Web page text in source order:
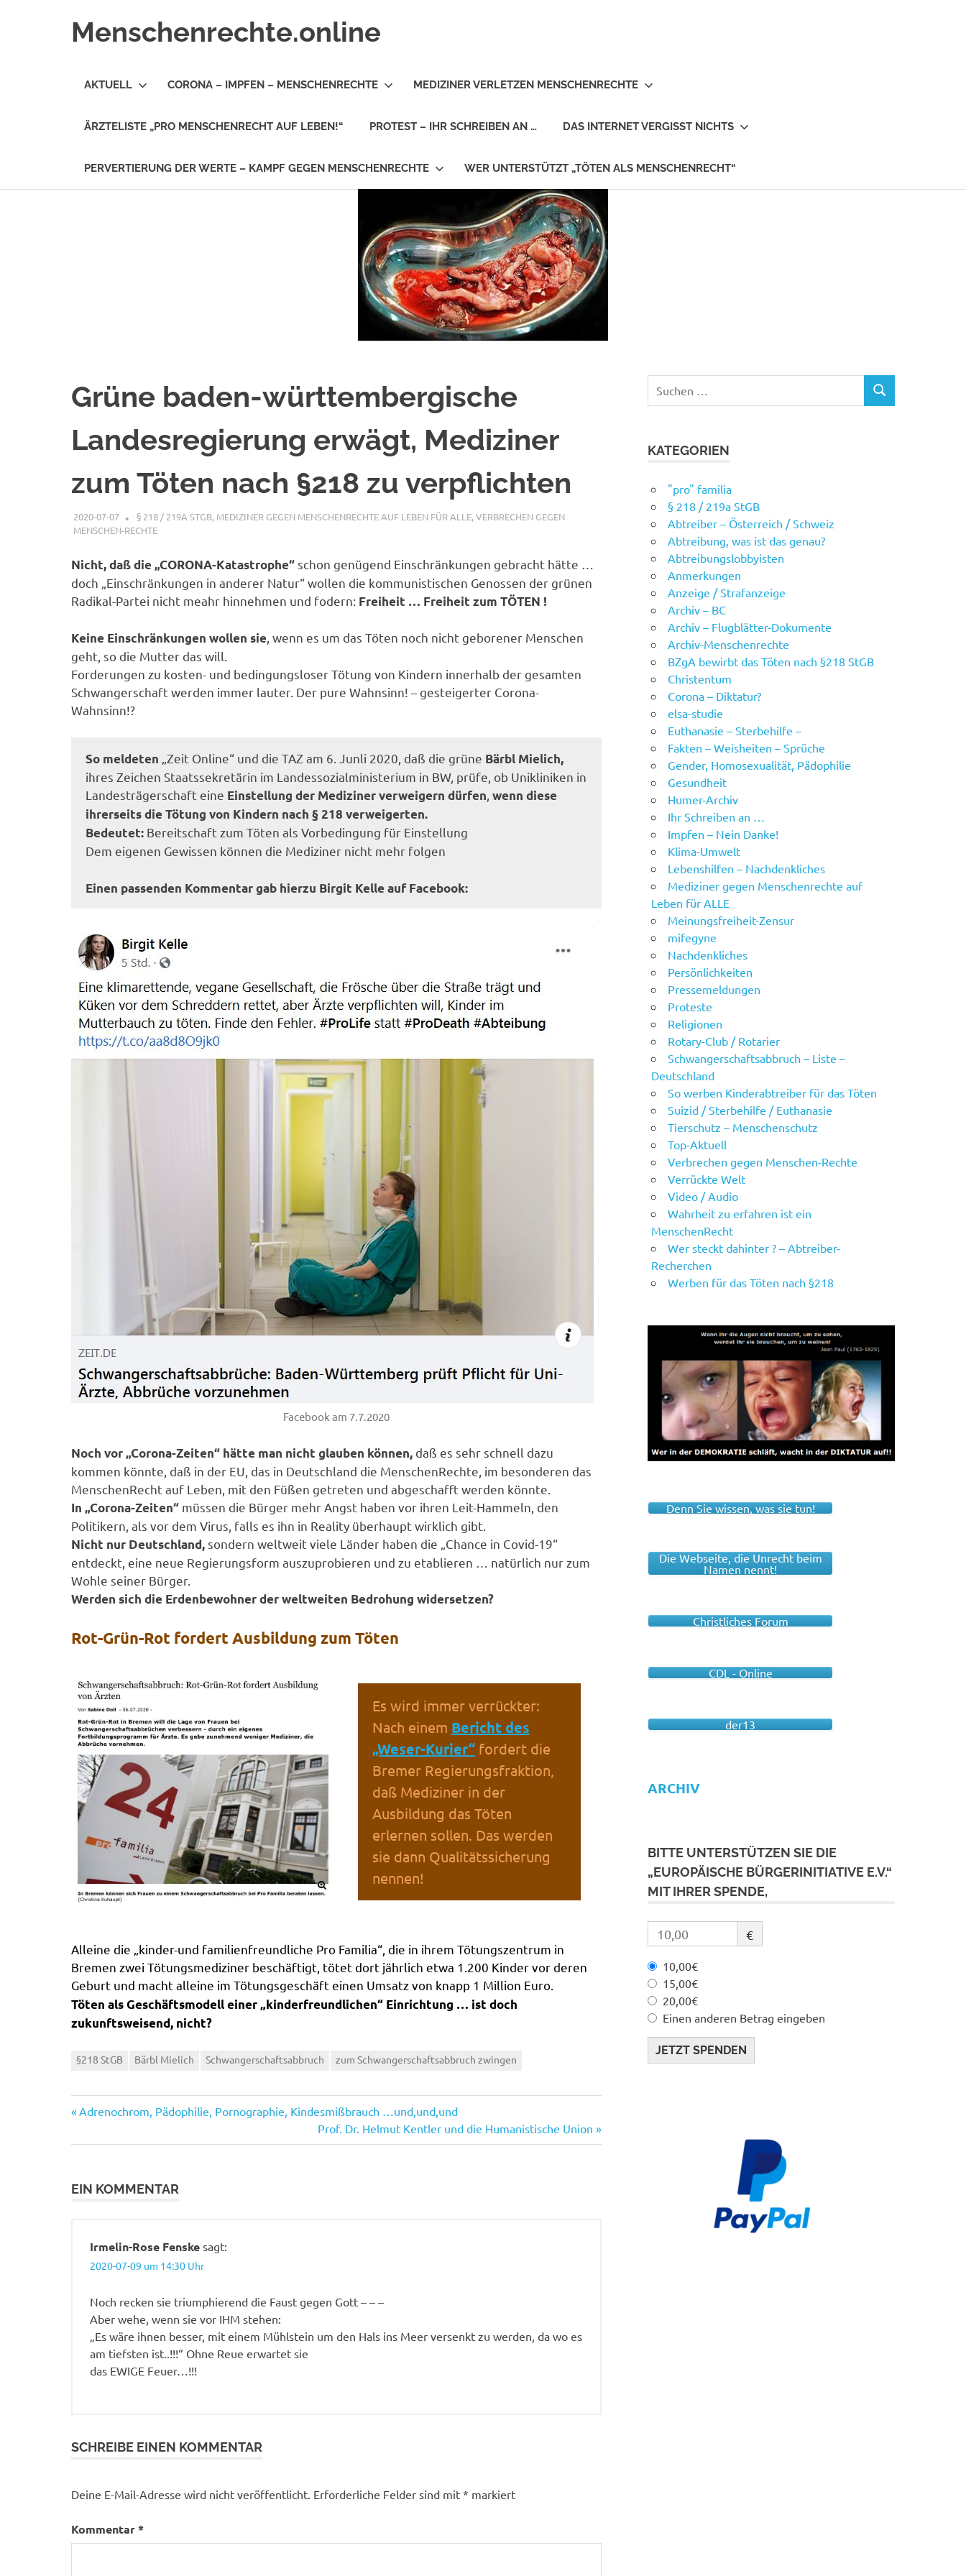
Menschenrechte.online
alle
Geborene
AKTUELL CORONA – IMPFEN – MENSCHENRECHTE MEDIZINER VERLETZEN MENSCHENRECHTE
ÄRZTELISTE „PRO MENSCHENRECHT AUF LEBEN!“ PROTEST – IHR SCHREIBEN AN … DAS INTERNET VERGISST NICHTS
PERVERTIERUNG DER WERTE – KAMPF GEGEN MENSCHENRECHTE WER UNTERSTÜTZT „TÖTEN ALS MENSCHENRECHT“
Grüne baden-württembergische
Landesregierung erwägt, Mediziner
zum Töten nach §218 zu verpflichten
2020-07-07 XX
§ 218 / 219A STGB, MEDIZINER GEGEN MENSCHENRECHTE AUF LEBEN FÜR ALLE,VERBRECHEN GEGEN
MENSCHEN-RECHTE
Nicht, daß die „CORONA-Katastrophe“ schon genügend Einschränkungen gebracht hätte …
doch „Einschränkungen in anderer Natur“ wollen die kommunistischen Genossen der grünen
Radikal-Partei nicht meahr hinnehmen und fodern: Freiheit … Freiheit zum TÖTEN !
Keine Einschränkungen wollen sie , wenn es um das Töten noch nicht geborener Menschen
geht, so die Mutter das will.
Forderungen zu kosten- und bedingungsloser Tötung von Kindern innerhalb der gesamten
Schwangerschaft werden immer lauter. Der pure Wahnsinn! – gesteigerter Corona-
Wahnsinn!?
So meldeten „Zeit Online“ und die TAZ am 6. Junli 2020, daß die grüne Bärbl Mielich,
ihres Zeichen Staatssekretärin im Landessozialministerium in BW, prüfe, ob Unikliniken in
Landesträgerschaft eine Einstellung der Mediziner verweigern dürfen ,wenn diese
ihrerseits die Tötung von Kindern nach § 218 verweigerten.
Bedeutet: Bereitschaft zum Töten als Vorbedingung für Einstellung
Dem eigenen Gewissen können die Mediziner nicht mehr folgen
Einen passenden Kommentar gab hierzu Birgit Kelle auf Facebook:
Facebook am 7.7.2020
Noch vor „Corona-Zeiten“ hätte man nicht glauben können, daß es sehr schnell dazu
kommen könnte, daß in der EU, das in Deutschland die MenschenRechte, im besonderen das
MenschenRecht auf Leben, mit den Füßen getreten und abgeschafft werden könnte.
In „Corona-Zeiten“ müssen die Bürger mehr Angst haben vor ihren Leit-Hammeln, den
Politikern, als vor dem Virus, falls es ihn in Reality überhaupt wirklich gibt.
Nicht nur Deutschland, sondern weltweit viele Länder haben die „Chance in Covid-19“
entdeckt, eine neue Regierungsform auszuprobieren und zu etablieren … natürlich nur zum
Wohle seiner Bürger.
Werden sich die Erdenbewohner der weltweiten Bedrohung widersetzen?
Rot-Grün-Rot fordert Ausbildung zum Töten
Es wird immer verrückter:
Nach einem Bericht des
„Weser-Kurier“fordert die
Bremer Regierungsfraktion,
daß Mediziner in der
Ausbildung das Töten
erlernen sollen. Das werden
sie dann Qualitätssicherung
nennen!
Alleine die „kinder-und familienfreundliche Pro Familia“, die in ihrem Tötungszentrum in
Bremen zwei Tötungsmediziner beschäftigt, tötet dort jährlich etwa 1.200 Kinder vor deren
Geburt und macht alleine im Tötungsgeschäft einen Umsatz von knapp 1 Million Euro.
Töten als Geschäftsmodell einer „kinderfreundlichen“ Einrichtung … ist doch
zukunftsweisend, nicht?
§218 StGB Bärbl Mielich Schwangerschaftsabbruch zum Schwangerschaftsabbruch zwingen
Beitragsnavigation
Vorheriger
Adrenochrom, Pädophilie, Pornographie, Kindesmißbrauch …und,und,und
Nächster
Beitrag:
Prof. Dr. Helmut Kentler und die Humanistische Union
EIN KOMMENTAR
Irmelin-Rose Fenske sagt:
2020-07-09 um 14:30 Uhr
Noch recken sie triumphierend die Faust gegen Gott – – –
Aber wehe, wenn sie vor IHM stehen:
„Es wäre ihnen besser, mit einem Mühlstein um den Hals ins Meer versenkt zu werden, da wo es
am tiefsten ist..!!!“ Ohne Reue erwartet sie
das EWIGE Feuer…!!!
SCHREIBE EINEN KOMMENTAR
Deine E-Mail-Adresse wird nicht veröffentlicht. Erforderliche Felder sind mit* markiert
Kommentar*
Suchen
SUCHEN
KATEGORIEN
"pro" familia
§ 218 / 219a StGB
Abtreiber – Österreich / Schweiz
Abtreibung, was ist das genau?
Abtreibungslobbyisten
Anmerkungen
Anzeige / Strafanzeige
Archiv – BC
Archiv – Flugblätter-Dokumente
Archiv-Menschenrechte
BZgA bewirbt das Töten nach §218 StGB
Christentum
Corona – Diktatur?
elsa-studie
Euthanasie – Sterbehilfe –
Fakten – Weisheiten – Sprüche
Gender, Homosexualität, Pädophilie
Gesundheit
Humer-Archiv
Ihr Schreiben an …
Impfen – Nein Danke!
Klima-Umwelt
Lebenshilfen – Nachdenkliches
Mediziner gegen Menschenrechte auf
Leben für ALLE
Meinungsfreiheit-Zensur
mifegyne
Nachdenkliches
Persönlichkeiten
Pressemeldungen
Proteste
Religionen
Rotary-Club / Rotarier
Schwangerschaftsabbruch – Liste –
Deutschland
So werben Kinderabtreiber für das Töten
Suizid / Sterbehilfe / Euthanasie
Tierschutz – Menschenschutz
Top-Aktuell
Verbrechen gegen Menschen-Rechte
Verrückte Welt
Video / Audio
Wahrheit zu erfahren ist ein
MenschenRecht
Wer steckt dahinter ? – Abtreiber-
Recherchen
Werben für das Töten nach §218
Denn Sie wissen, was sie tun!
Die Webseite, die Unrecht beim
Namen nennt!
Christliches Forum
CDL - Online
der13
ARCHIV
BITTE UNTERSTÜTZEN SIE DIE
„EUROPÄISCHE BÜRGERINITIATIVE E.V.“
MIT IHRER SPENDE,
€
10,00€
15,00€
20,00€
Einen anderen Betrag eingeben
JETZT SPENDEN